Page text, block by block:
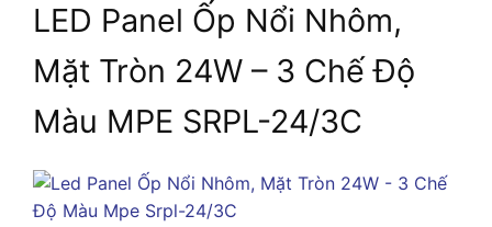
LED Panel Ốp Nổi Nhôm,
Mặt Tròn 24W – 3 Chế Độ
Màu MPE SRPL-24/3C